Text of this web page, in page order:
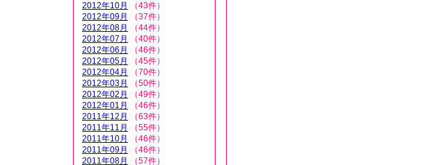
2012年10月
（43件）
2012年09月
（37件）
2012年08月
（44件）
2012年07月
（40件）
2012年06月
（46件）
2012年05月
（45件）
2012年04月
（70件）
2012年03月
（50件）
2012年02月
（49件）
2012年01月
（46件）
2011年12月
（63件）
2011年11月
（55件）
2011年10月
（46件）
2011年09月
（46件）
2011年08月
（57件）